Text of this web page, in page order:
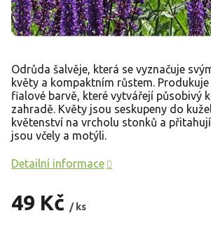
49 Kč / ks
Odrůda šalvěje, která se vyznačuje
květy a kompaktním růstem.
fialové barvě, které vytvářejí působivý
zahradě. Květy jsou seskupeny do
květenství na vrcholu stonků a
jsou včely a motýli.
Detailní informace